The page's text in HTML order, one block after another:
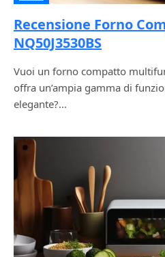
Recensione Forno
NQ50J3530BS
Vuoi un forno compatto
offra un’ampia gamma di
elegante?…